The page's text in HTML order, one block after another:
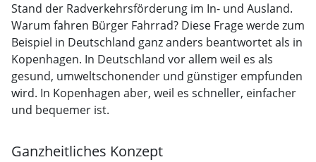
Stand der Radverkehrsförderung im In- und Ausland.
Warum fahren Bürger Fahrrad? Diese Frage werde zum
Beispiel in Deutschland ganz anders beantwortet als in
Kopenhagen. In Deutschland vor allem weil es als
gesund, umweltschonender und günstiger empfunden
wird. In Kopenhagen aber, weil es schneller, einfacher
und bequemer ist.
Ganzheitliches Konzept